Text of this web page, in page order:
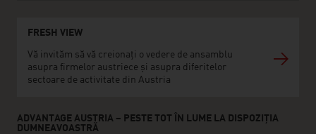
FRESH VIEW
Vă invităm să vă creionați o vedere de ansamblu
asupra firmelor austriece și asupra diferitelor
sectoare de activitate din Austria
ADVANTAGE AUSTRIA – PESTE TOT ÎN LUME LA DISPOZIȚIA
DUMNEAVOASTRĂ